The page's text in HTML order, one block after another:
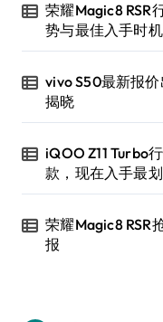
荣耀Magic8 RSR
势与最佳入手时机
vivo S50最新报
揭晓
iQOO Z11 Turbo
款，现在入手最划
荣耀Magic8 RSR
报